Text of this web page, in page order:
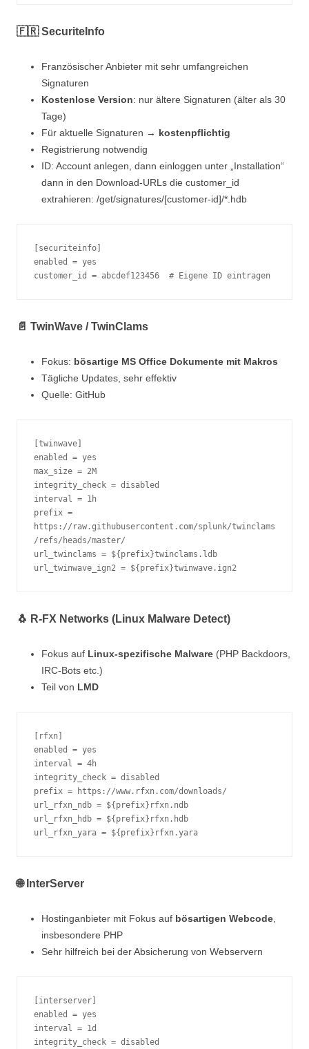
🇫🇷 SecuriteInfo
Französischer Anbieter mit sehr umfangreichen
Signaturen
Kostenlose Version: nur ältere Signaturen (älter als 30
Tage)
Für aktuelle Signaturen → kostenpflichtig
Registrierung notwendig
ID: Account anlegen, dann einloggen unter „Installation“
dann in den Download-URLs die customer_id
extrahieren: /get/signatures/[customer-id]/*.hdb
[securiteinfo]
enabled = yes
customer_id = abcdef123456  # Eigene ID eintragen
📄 TwinWave / TwinClams
Fokus: bösartige MS Office Dokumente mit Makros
Tägliche Updates, sehr effektiv
Quelle: GitHub
[twinwave]
enabled = yes
max_size = 2M
integrity_check = disabled
interval = 1h
prefix =
https://raw.githubusercontent.com/splunk/twinclams
/refs/heads/master/
url_twinclams = ${prefix}twinclams.ldb
url_twinwave_ign2 = ${prefix}twinwave.ign2
🐧 R-FX Networks (Linux Malware Detect)
Fokus auf Linux-spezifische Malware (PHP Backdoors,
IRC-Bots etc.)
Teil von LMD
[rfxn]
enabled = yes
interval = 4h
integrity_check = disabled
prefix = https://www.rfxn.com/downloads/
url_rfxn_ndb = ${prefix}rfxn.ndb
url_rfxn_hdb = ${prefix}rfxn.hdb
url_rfxn_yara = ${prefix}rfxn.yara
🌐 InterServer
Hostinganbieter mit Fokus auf bösartigen Webcode
insbesondere PHP
Sehr hilfreich bei der Absicherung von Webservern
[interserver]
enabled = yes
interval = 1d
integrity_check = disabled